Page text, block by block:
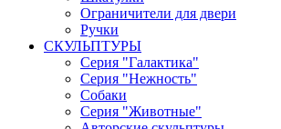
Ограничители для двери
Ручки
СКУЛЬПТУРЫ
Серия "Галактика"
Серия "Нежность"
Собаки
Серия "Животные"